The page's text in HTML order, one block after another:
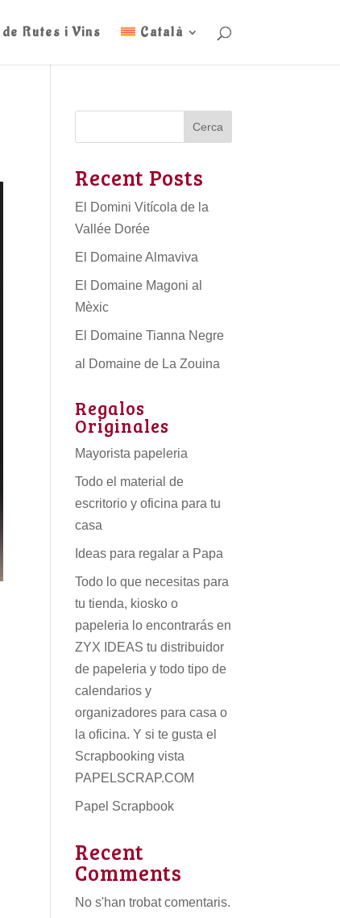
de Rutes i Vins Català
Cerca
Recent Posts
El Domini Vitícola de la
Vallée Dorée
El Domaine Almaviva
El Domaine Magoni al
Mèxic
El Domaine Tianna Negre
al Domaine de La Zouina
Regalos
Originales
Mayorista papeleria
Todo el material de
escritorio y oficina para tu
casa
Ideas para regalar a Papa
Todo lo que necesitas para
tu tienda, kiosko o
papeleria lo encontrarás en
ZYX IDEAS tudistribuidor
de papeleria y todo tipo de
calendarios y
organizadores para casa o
la oficina. Y si te gusta el
Scrapbooking vista
PAPELSCRAP.COM
Papel Scrapbook
Recent
Comments
No s'han trobat comentaris.